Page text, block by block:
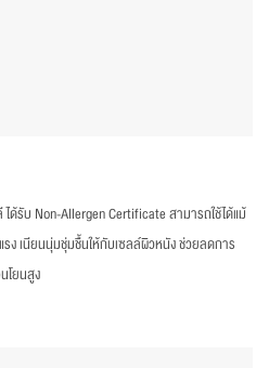
ด้รับ Non-Allergen Certificate สามารถใช้ได้แม้
ง เนียนนุ่มชุ่มชื้นให้กับเซลล์ผิวหนัง ช่วยลดการ
โยนสูง